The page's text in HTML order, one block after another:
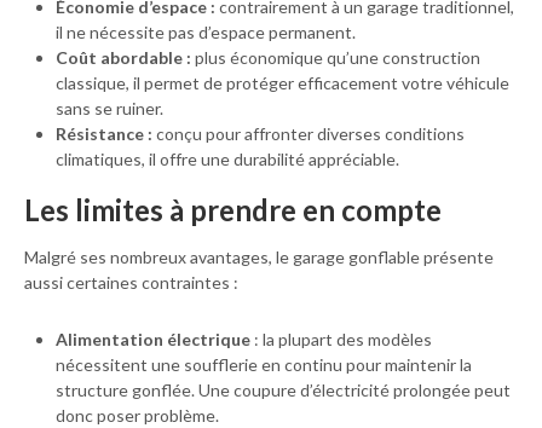
Économie d’espace : contrairement à un garage traditionnel,
il ne nécessite pas d’espace permanent.
Coût abordable : plus économique qu’une construction
classique, il permet de protéger efficacement votre véhicule
sans se ruiner.
Résistance : conçu pour affronter diverses conditions
climatiques, il offre une durabilité appréciable.
Les limites à prendre en compte
Malgré ses nombreux avantages, le garage gonflable présente
aussi certaines contraintes :
Alimentation électrique : la plupart des modèles
nécessitent une soufflerie en continu pour maintenir la
structure gonflée. Une coupure d’électricité prolongée peut
donc poser problème.